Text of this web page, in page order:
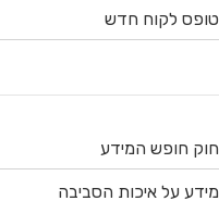
טופס לקוח חדש
חוק חופש המידע
מידע על איכות הסביבה